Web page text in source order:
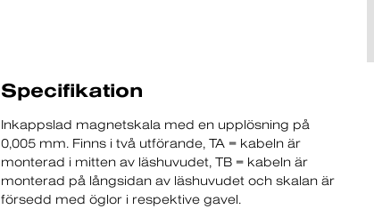
Specifikation
Inkappslad magnetskala med en upplösning på
0,005 mm. Finns i två utförande, TA = kabeln är
monterad i mitten av läshuvudet, TB = kabeln är
monterad på långsidan av läshuvudet och skalan är
försedd med öglor i respektive gavel.